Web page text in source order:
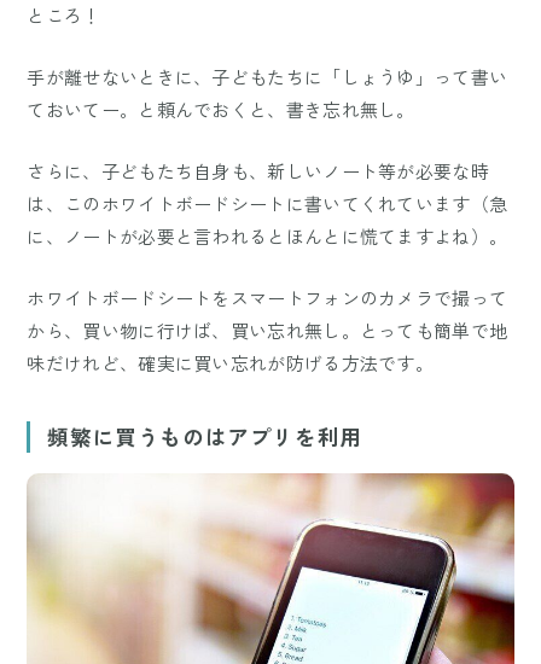
ところ！
手が離せないときに、子どもたちに「しょうゆ」って書い
ておいてー。と頼んでおくと、書き忘れ無し。
さらに、子どもたち自身も、新しいノート等が必要な時
は、このホワイトボードシートに書いてくれています（急
に、ノートが必要と言われるとほんとに慌てますよね）。
ホワイトボードシートをスマートフォンのカメラで撮って
から、買い物に行けば、買い忘れ無し。とっても簡単で地
味だけれど、確実に買い忘れが防げる方法です。
頻繁に買うものはアプリを利用